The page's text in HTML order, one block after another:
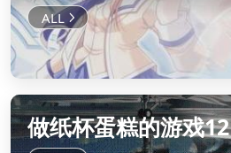
做纸杯蛋糕的游戏12